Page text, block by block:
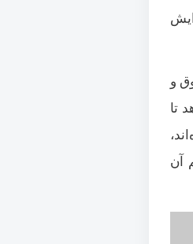
و
تا
آن